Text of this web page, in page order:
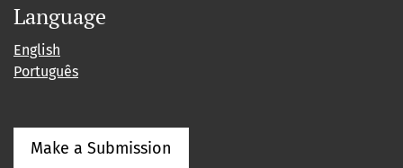
Language
English
Português
Make a Submission